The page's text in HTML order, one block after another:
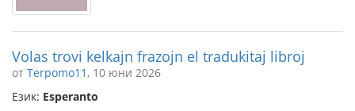
Volas trovi kelkajn frazojn el tradukitaj libroj
от Terpomo11 , 10 юни 2026
Език: Esperanto